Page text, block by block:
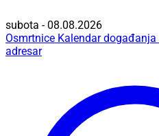
subota - 08.08.2026
Osmrtnice Kalendar događanja
adresar